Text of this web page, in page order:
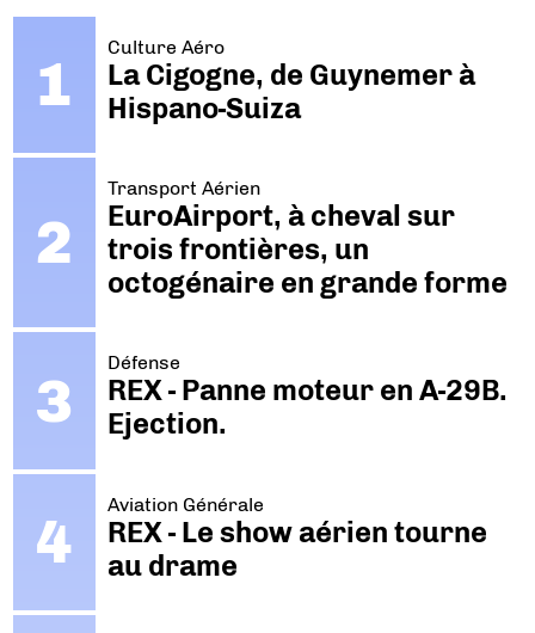
Culture Aéro
La Cigogne, de Guynemer à
Hispano-Suiza
Transport Aérien
EuroAirport, à cheval sur
trois frontières, un
octogénaire en grande forme
Défense
REX - Panne moteur en A-29B.
Ejection.
Aviation Générale
REX - Le show aérien tourne
au drame